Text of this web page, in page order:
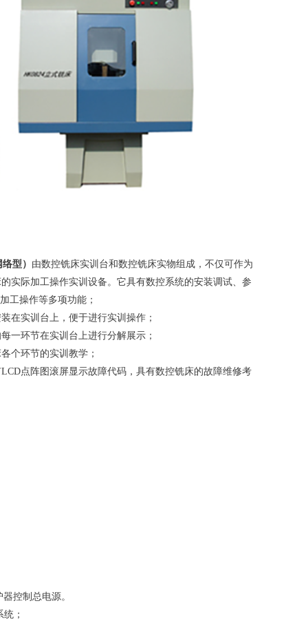
型） 由数控铣床实训台和数控铣床实物组成，不仅可作为
实际加工操作实训设备。它具有数控系统的安装调试、参
工操作等多项功能；
在实训台上，便于进行实训操作；
一环节在实训台上进行分解展示；
个环节的实训教学；
点阵图滚屏显示故障代码，具有数控铣床的故障维修考
控制总电源。
；